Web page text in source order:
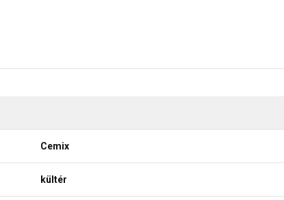
Cemix
kültér